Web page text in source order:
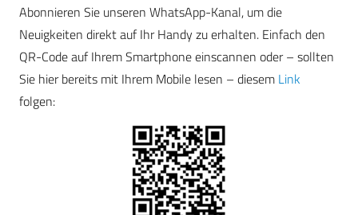
Abonnieren Sie unseren WhatsApp-Kanal, um die
Neuigkeiten direkt auf Ihr Handy zu erhalten. Einfach den
QR-Code auf Ihrem Smartphone einscannen oder – sollten
Sie hier bereits mit Ihrem Mobile lesen – diesem Link
folgen: